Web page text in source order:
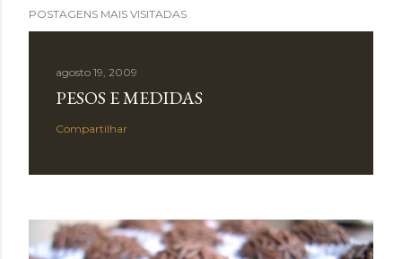
POSTAGENS MAIS VISITADAS
agosto 19, 2009
PESOS E MEDIDAS
Compartilhar